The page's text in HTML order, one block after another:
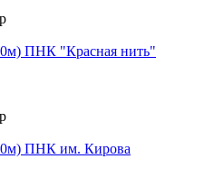
ПНК "Красная нить"
ПНК им. Кирова